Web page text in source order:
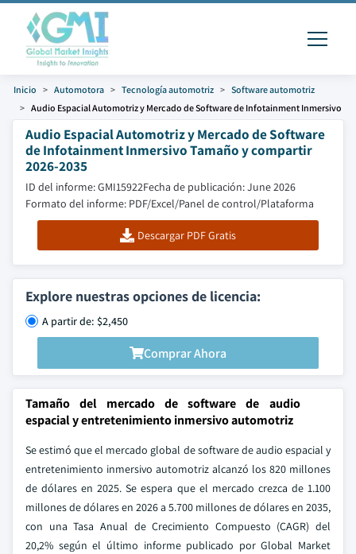
Inicio Automotora Tecnología automotriz
Software automotriz
Audio Espacial Automotriz y Mercado de Software de Infotainment Inmersivo
Audio Espacial Automotriz y Mercado de Software
de Infotainment Inmersivo Tamaño y compartir
2026-2035
ID del informe: GMI15922Fecha de publicación: June 2026
Formato del informe: PDF/Excel/Panel de control/Plataforma
Descargar PDF Gratis
Explore nuestras opciones de licencia:
A partir de: $2,450
Comprar Ahora
Tamaño del mercado de software de audio
espacial y entretenimiento inmersivo automotriz
Se estimó que el mercado global de software de audio espacial y
entretenimiento inmersivo automotriz alcanzó los 820 millones
de dólares en 2025. Se espera que el mercado crezca de 1.100
millones de dólares en 2026 a 5.700 millones de dólares en 2035,
con una Tasa Anual de Crecimiento Compuesto (CAGR) del
20,2% según el último informe publicado por Global Market